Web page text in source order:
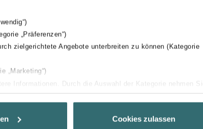
„Präferenzen“)
zielgerichtete Angebote unterbreiten zu können (Kategorie
„Marketing“)
Informationen. Durch die Auswahl der Kategorie nehmen Sie
zu ermöglichen und Ihnen maßgeschneiderte Informationen
können Sie selbstverständlich über einen Link in der
Cookies zulassen